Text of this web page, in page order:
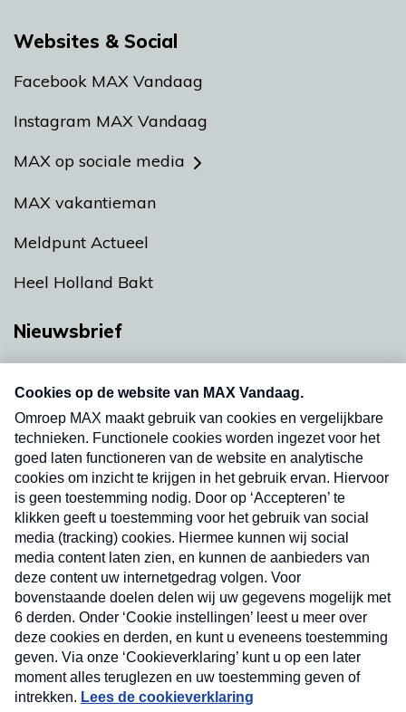
Websites & Social
Facebook MAX Vandaag
Instagram MAX Vandaag
MAX op sociale media
MAX vakantieman
Meldpunt Actueel
Heel Holland Bakt
Nieuwsbrief
nieuwsbrief. Elke vrijdag- en dinsdagochtend in
uw mailbox.
Verzend
Nieuwsbrief
Neem hier een gratis abonnement op onze
nieuwsbrief. Elke vrijdag- en dinsdagochtend in uw